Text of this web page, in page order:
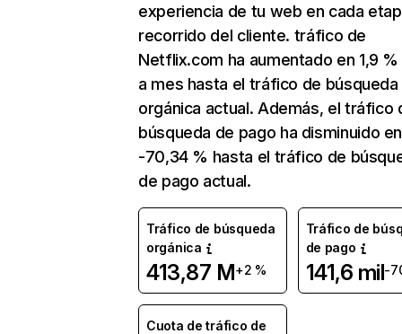
experiencia de tu web en cada
recorrido del cliente. tráfico de
Netflix.com ha aumentado en 1,9
a mes hasta el tráfico de búsqueda
orgánica actual. Además, el tráfico
búsqueda de pago ha disminuido en
-70,34 % hasta el tráfico de
de pago actual.
Tráfico de búsqueda
orgánica
413,87 M+2 %
Tráfico de
de pago
141,6 mil-
Cuota de tráfico de